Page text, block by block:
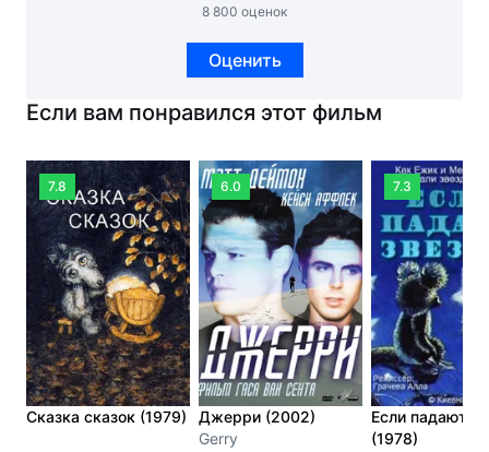
8 800 оценок
Оценить
Если вам понравился этот фильм
7.8
Сказка сказок (1979)
6.0
Джерри (2002)
Gerry
7.3
Если падают
(1978)